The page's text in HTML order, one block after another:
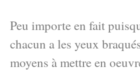
Peu importe en fait
chacun a les yeux
moyens à mettre en